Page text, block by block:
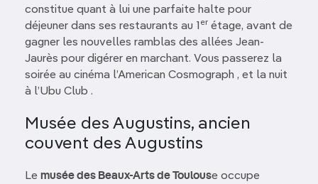
constitue quant à lui une parfaite halte pour
déjeuner dans ses restaurants au 1 er étage, avant de
gagner les nouvelles ramblas des allées Jean-
Jaurès pour digérer en marchant. Vous passerez la
soirée au cinéma l’American Cosmograph , et la nuit
à l’Ubu Club .
Musée des Augustins, ancien
couvent des Augustins
Le musée des Beaux-Arts de Toulouse occupe